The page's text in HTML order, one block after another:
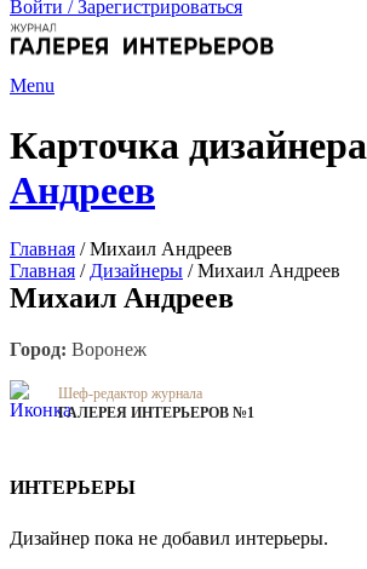
Войти / Зарегистрироваться
Menu
Карточка дизайнера
Андреев
Главная /Михаил Андреев
Главная / Дизайнеры /Михаил Андреев
Михаил Андреев
Город: Воронеж
Шеф-редактор журнала
ГАЛЕРЕЯ ИНТЕРЬЕРОВ №1
ИНТЕРЬЕРЫ
Дизайнер пока не добавил интерьеры.